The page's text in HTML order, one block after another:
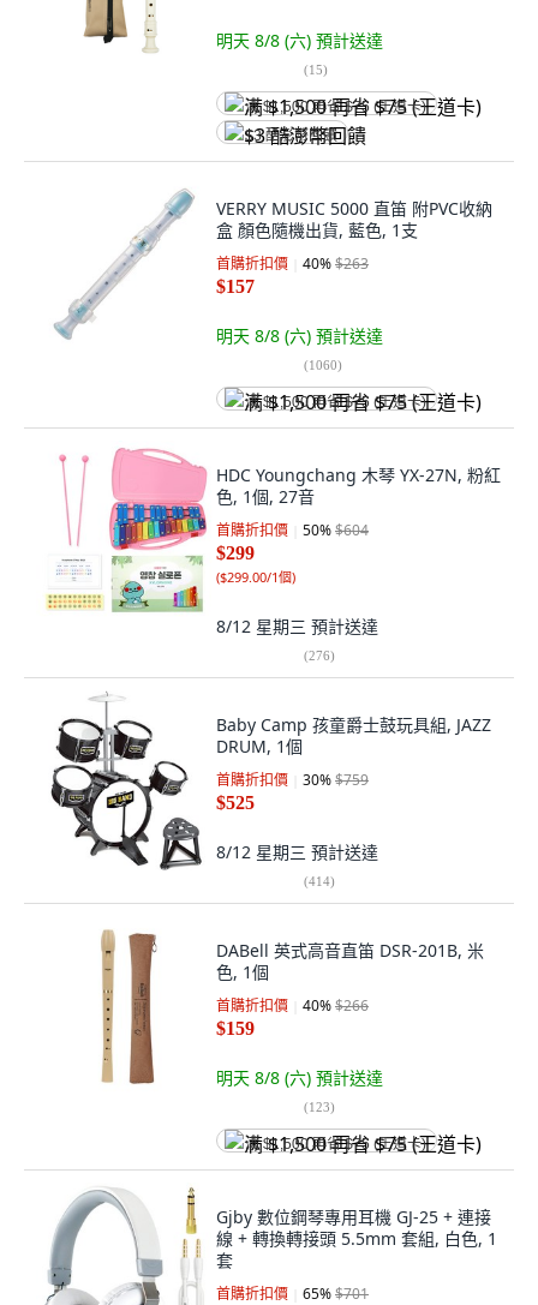
明天 8/8 (六) 預計送達
(15)
满 $1,500 再省 $75 (王道卡)
$3 酷澎幣回饋
VERRY MUSIC 5000 直笛 附PVC收納
盒 顏色隨機出貨, 藍色, 1支
首購折扣價 40%$263
$157
明天 8/8 (六) 預計送達
(1060)
满 $1,500 再省 $75 (王道卡)
HDC Youngchang 木琴 YX-27N, 粉紅
色, 1個, 27音
首購折扣價 50%$604
$299
($299.00/1個)
8/12 星期三 預計送達
(276)
Baby Camp 孩童爵士鼓玩具組, JAZZ
DRUM, 1個
首購折扣價 30%$759
$525
8/12 星期三 預計送達
(414)
DABell 英式高音直笛 DSR-201B, 米
色, 1個
首購折扣價 40%$266
$159
明天 8/8 (六) 預計送達
(123)
满 $1,500 再省 $75 (王道卡)
Gjby 數位鋼琴專用耳機 GJ-25 + 連接
線 + 轉換轉接頭 5.5mm 套組, 白色, 1
套
首購折扣價 65%$701